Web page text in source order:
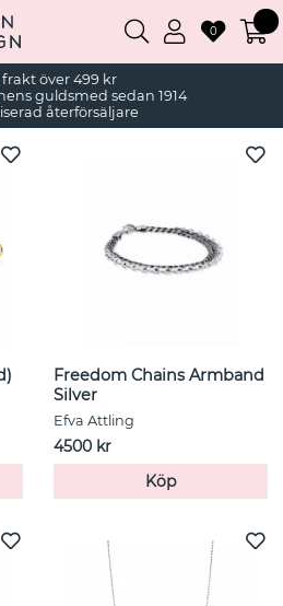
över 499 kr
guldsmed sedan 1914
återförsäljare
0
Freedom Chains Armband
Silver
Efva Attling
4500 kr
Köp